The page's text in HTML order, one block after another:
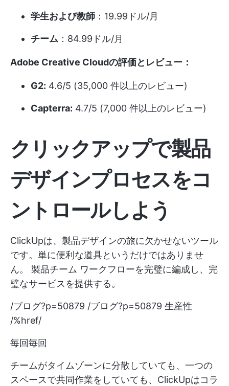
学生および教師 ：19.99ドル/月
チーム ：84.99ドル/月
Adobe Creative Cloudの評価とレビュー：
G2: 4.6/5 (35,000 件以上のレビュー)
Capterra: 4.7/5 (7,000 件以上のレビュー)
クリックアップで製品
デザインプロセスをコ
ントロールしよう
ClickUpは、製品デザインの旅に欠かせないツール
です。単に便利な道具というだけではありませ
ん。 製品チーム ワークフローを完璧に編成し、完
璧なサービスを提供する。
/ブログ?p=50879 /ブログ?p=50879 生産性
/%href/
毎回毎回
チームがタイムゾーンに分散していても、一つの
スペースで共同作業をしていても、ClickUpはコラ